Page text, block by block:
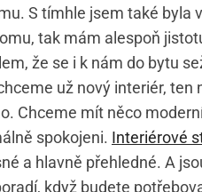
S tímhle jsem také byla
tak mám alespoň
že se i k nám do bytu
už nový interiér, ten
Chceme mít něco
spokojeni. Interiérové
a hlavně přehledné. A
když budete